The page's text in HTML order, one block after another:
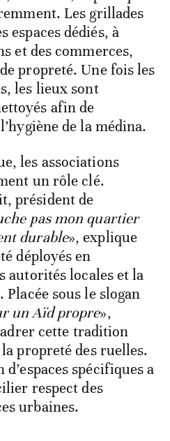
Les grillades
espaces dédiés, à
et des commerces,
propreté. Une fois les
les lieux sont
afin de
de la médina.
les associations
un rôle clé.
président de
pas mon quartier
durable», explique
déployés en
autorités locales et la
Placée sous le slogan
un Aïd propre»,
cette tradition
propreté des ruelles.
spécifiques a
respect des
urbaines.